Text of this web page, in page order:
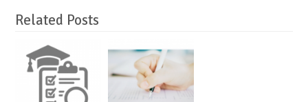
Related Posts